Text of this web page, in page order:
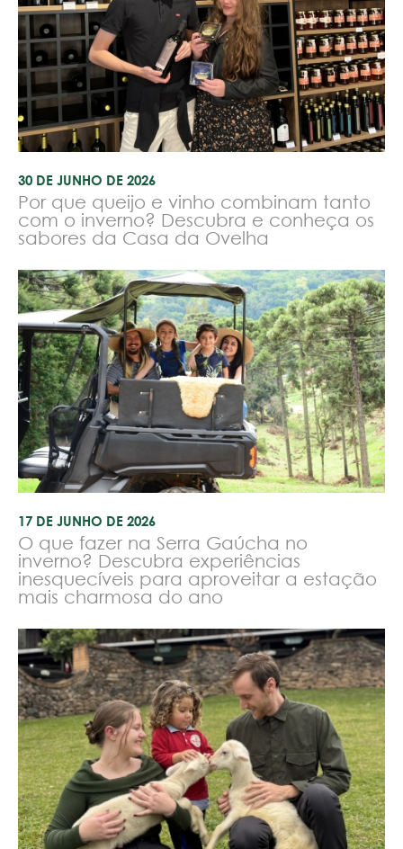
30 DE JUNHO DE 2026
Por que queijo e vinho combinam tanto
com o inverno? Descubra e conheça os
sabores da Casa da Ovelha
17 DE JUNHO DE 2026
O que fazer na Serra Gaúcha no
inverno? Descubra experiências
inesquecíveis para aproveitar a estação
mais charmosa do ano